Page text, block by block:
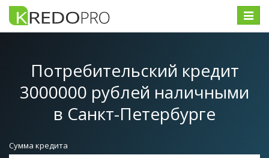
Меню
Потребительский кредит
3000000 рублей наличными
в Санкт-Петербурге
Сумма кредита